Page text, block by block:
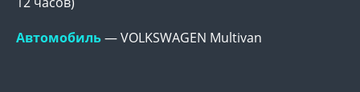
Автомобиль— VOLKSWAGEN Multivan